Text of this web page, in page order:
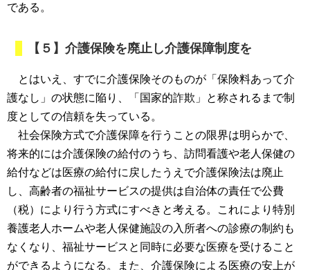
である。
【５】介護保険を廃止し介護保障制度を
とはいえ、すでに介護保険そのものが「保険料あって介
護なし」の状態に陥り、「国家的詐欺」と称されるまで制
度としての信頼を失っている。
社会保険方式で介護保障を行うことの限界は明らかで、
将来的には介護保険の給付のうち、訪問看護や老人保健の
給付などは医療の給付に戻したうえで介護保険法は廃止
し、高齢者の福祉サービスの提供は自治体の責任で公費
（税）により行う方式にすべきと考える。これにより特別
養護老人ホームや老人保健施設の入所者への診療の制約も
なくなり、福祉サービスと同時に必要な医療を受けること
ができるようになる。また、介護保険による医療の安上が